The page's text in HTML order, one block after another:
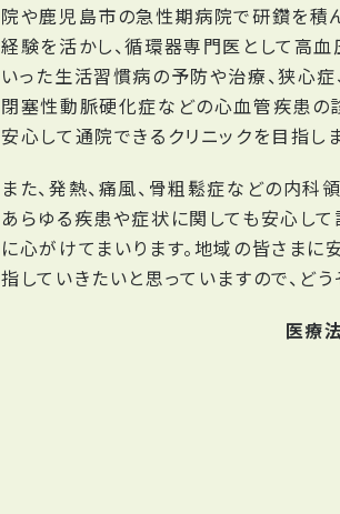
院や鹿児島市の急性期病院で研鑽を積
経験を活かし、循環器専門医として高
いった生活習慣病の予防や治療、狭心症
閉塞性動脈硬化症などの心血管疾患の
安心して通院できるクリニックを目指しま
また、発熱、痛風、骨粗鬆症などの内科
あらゆる疾患や症状に関しても安心し
に心がけてまいります。地域の皆さまに
指していきたいと思っていますので、ど
医療